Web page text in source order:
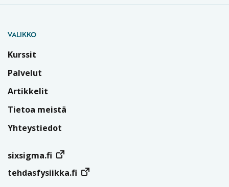
VALIKKO
Kurssit
Palvelut
Artikkelit
Tietoa meistä
Yhteystiedot
sixsigma.fi
tehdasfysiikka.fi